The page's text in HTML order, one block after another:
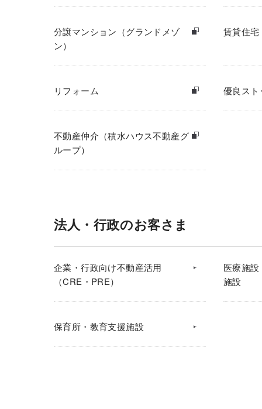
分譲マンション（グランドメゾ
ン）
賃貸住
リフォーム 優良ス
不動産仲介（積水ハウス不動産グ
ループ）
法人・行政のお客さま
企業・行政向け不動産活用
（CRE・PRE）
医療施
施設
保育所・教育支援施設